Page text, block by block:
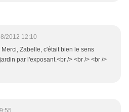
2012 12:10
Merci, Zabelle, c'était bien le sens
par l'exposant.<br /> <br /> <br />